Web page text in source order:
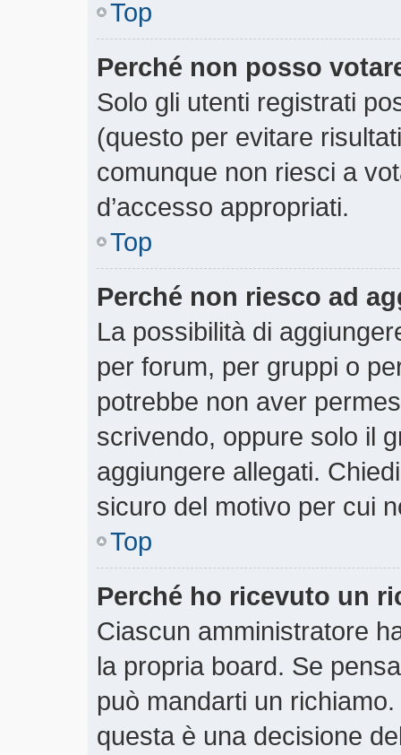
Top
Perché non posso
Solo gli utenti registrati
(questo per evitare
comunque non riesci a
d’accesso appropriati.
Top
Perché non riesco ad
La possibilità di
per forum, per gruppi o
potrebbe non aver
scrivendo, oppure solo il
aggiungere allegati.
sicuro del motivo per cui
Top
Perché ho ricevuto un
Ciascun amministratore
la propria board. Se
può mandarti un
questa è una decisione